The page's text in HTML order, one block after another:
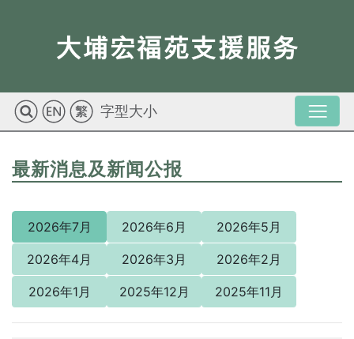
字型大小
最新消息及新闻公报
2026年7月 2026年6月 2026年5月
2026年4月 2026年3月 2026年2月
2026年1月 2025年12月 2025年11月